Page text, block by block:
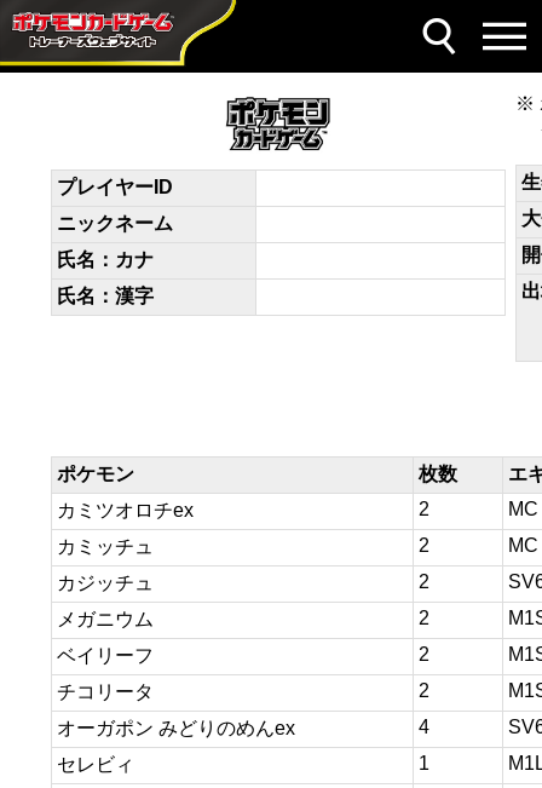
デッキコード
Lg9gLN-6ukmRo-LH9nPg
プレイヤーID
ニックネーム
氏名：カナ
氏名：漢字
ポケモン 枚数
エ
カミツオロチex
2
MC
カミッチュ
2
MC
カジッチュ
2
メガニウム
2
ベイリーフ
2
チコリータ
2
オーガポン みどりのめんex
4
セレビィ
1